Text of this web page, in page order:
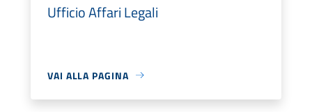
Ufficio Affari Legali
VAI ALLA PAGINA